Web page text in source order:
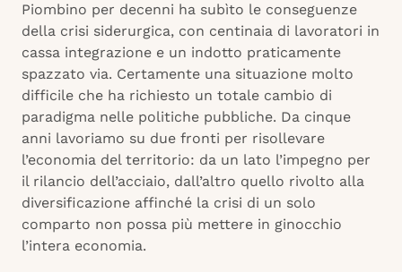
Piombino per decenni ha subìto le conseguenze
della crisi siderurgica, con centinaia di lavoratori in
cassa integrazione e un indotto praticamente
spazzato via. Certamente una situazione molto
difficile che ha richiesto un totale cambio di
paradigma nelle politiche pubbliche. Da cinque
anni lavoriamo su due fronti per risollevare
l’economia del territorio: da un lato l’impegno per
il rilancio dell’acciaio, dall’altro quello rivolto alla
diversificazione affinché la crisi di un solo
comparto non possa più mettere in ginocchio
l’intera economia.